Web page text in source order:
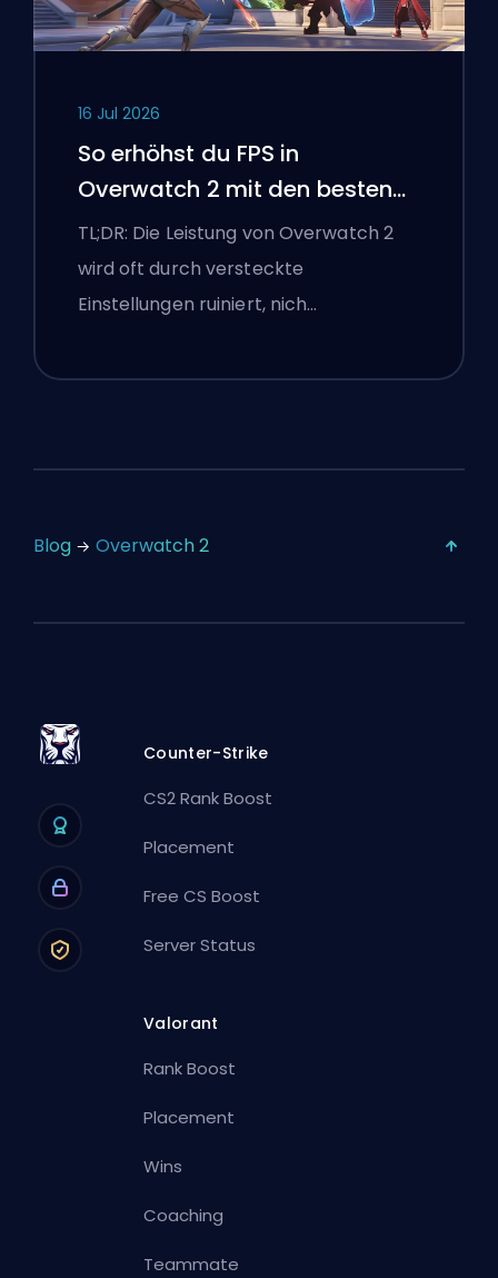
16 Jul 2026
So erhöhst du FPS in
Overwatch 2 mit den besten
Einstellungen
TL;DR: Die Leistung von Overwatch 2
wird oft durch versteckte
Einstellungen ruiniert, nich…
Blog Overwatch 2
Counter-Strike
CS2 Rank Boost
Placement
Free CS Boost
Server Status
Valorant
Rank Boost
Placement
Wins
Coaching
Teammate